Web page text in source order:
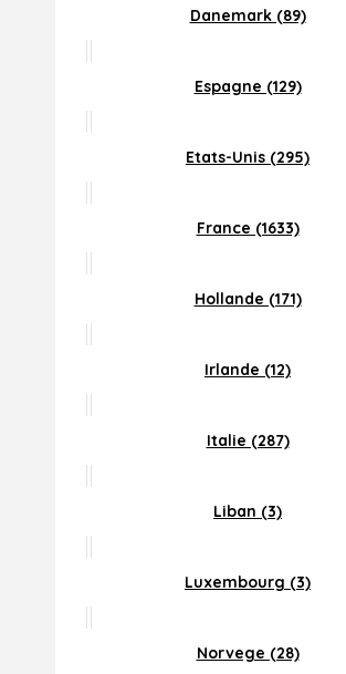
Danemark (89)
Espagne (129)
Etats-Unis (295)
France (1633)
Hollande (171)
Irlande (12)
Italie (287)
Liban (3)
Luxembourg (3)
Norvege (28)